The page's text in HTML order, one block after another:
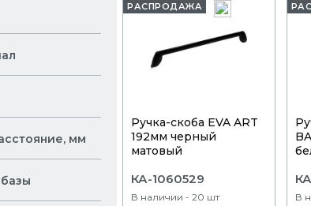
мм
РАСПРОДАЖА
Ручка-скоба EVA ART
192мм черный
матовый
КА-1060529
В наличии - 20 шт
В